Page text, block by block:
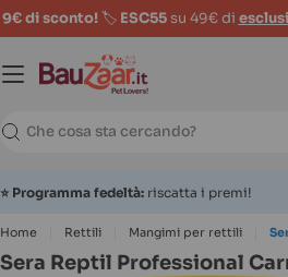
9€ di sconto!🏷️ESC55su 49€ di
Ricerca
⭐ Programma fedeltà: riscatta i premi!
Home Rettili Mangimi per rettili
Sera Reptil Professional